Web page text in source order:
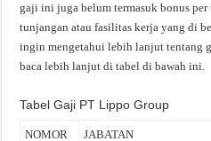
gaji ini juga belum termasuk bonus
tunjangan atau fasilitas kerja yang di
ingin mengetahui lebih lanjut tentang
baca lebih lanjut di tabel di bawah ini.
Tabel Gaji PT Lippo Group
NOMOR JABATAN